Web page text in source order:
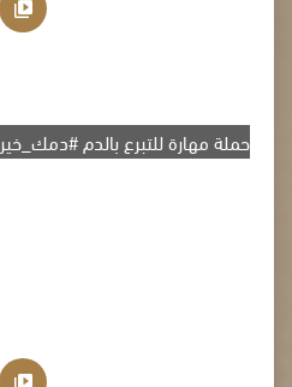
حملة مهارة للتبرع بالدم #دمك_خير 1 - 2022م